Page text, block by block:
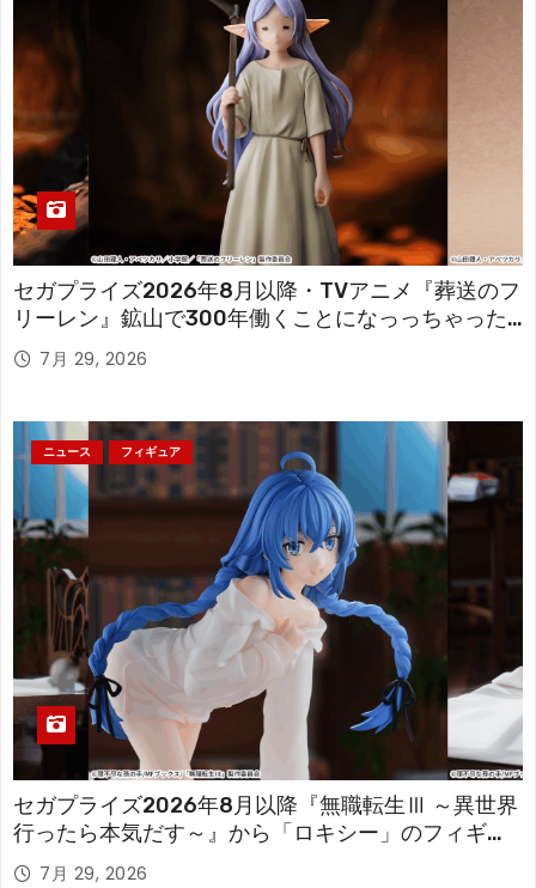
セガプライズ2026年8月以降・TVアニメ『葬送のフ
リーレン』鉱山で300年働くことになっっちゃった
「フリーレン」を立体化！
7月 29, 2026
ニュース フィギュア
セガプライズ2026年8月以降『無職転生Ⅲ ～異世界
行ったら本気だす～』から「ロキシー」のフィギュ
アが登場！
7月 29, 2026